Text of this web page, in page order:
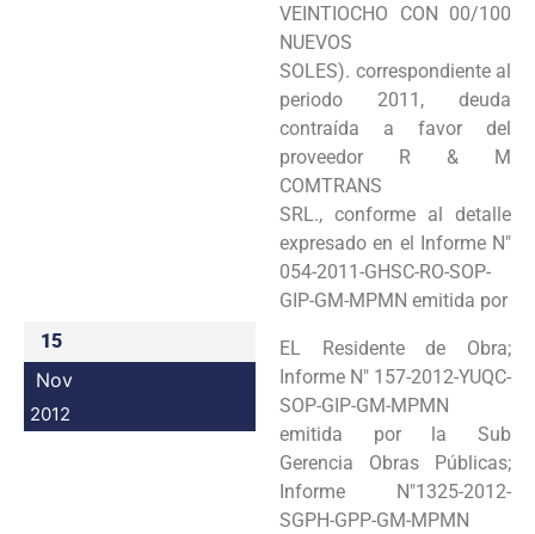
15
Nov
2012
VEINTIOCHO CON 00/100
NUEVOS
SOLES). correspondiente al
periodo 2011, deuda
contraída a favor del
proveedor R & M
COMTRANS
SRL., conforme al detalle
expresado en el Informe N"
054-2011-GHSC-RO-SOP-
GIP-GM-MPMN emitida por
EL Residente de Obra;
Informe N" 157-2012-YUQC-
SOP-GIP-GM-MPMN
emitida por la Sub
Gerencia Obras Públicas;
Informe N"1325-2012-
SGPH-GPP-GM-MPMN